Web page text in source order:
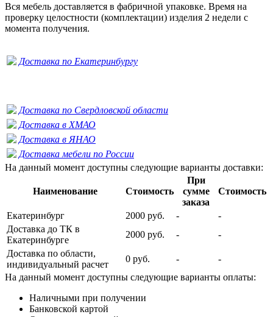
Вся мебель доставляется в фабричной упаковке. Время на
проверку целостности (комплектации) изделия 2 недели с
момента получения.
Доставка по Екатеринбургу
Доставка по Свердловской области
Доставка в ХМАО
Доставка в ЯНАО
Доставка мебели по России
На данный момент доступны следующие варианты доставки:
Наименование Стоимость
При
сумме
заказа
Стоимость
Екатеринбург 2000 руб. -
-
Доставка до ТК в
Екатеринбурге
2000 руб. -
-
Доставка по области,
индивидуальный расчет
0 руб. -
-
На данный момент доступны следующие варианты оплаты:
Наличными при получении
Банковской картой